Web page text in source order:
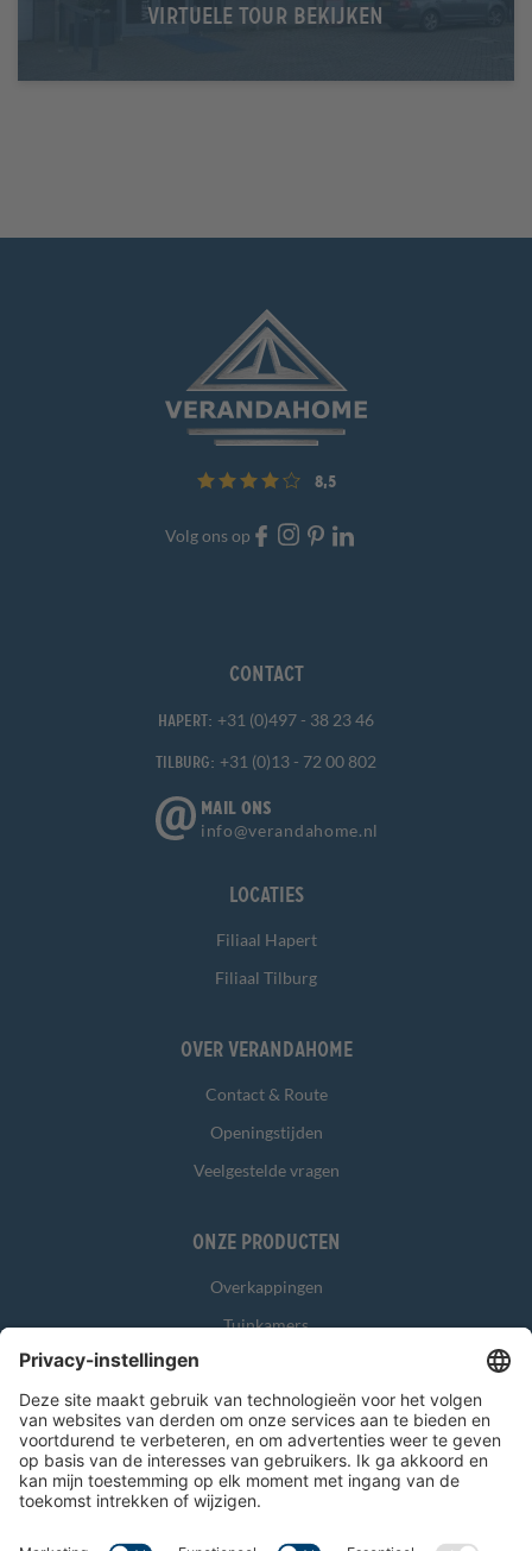
VIRTUELE TOUR BEKIJKEN
8,5
Volg ons op
Contact
Hapert: +31 (0)497 - 38 23 46
Tilburg: +31 (0)13 - 72 00 802
MAIL ONS
info@verandahome.nl
Locaties
Filiaal Hapert
Filiaal Tilburg
Over Verandahome
Contact & Route
Openingstijden
Veelgestelde vragen
Onze producten
Overkappingen
Tuinkamers
Zonwering
Overig